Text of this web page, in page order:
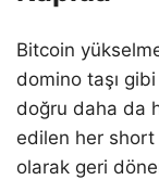
Bitcoin
domino taşı
doğru daha da
edilen her short
olarak geri